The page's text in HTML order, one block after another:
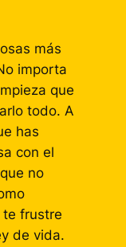
más
importa
que
todo. A
has
con el
no
te frustre
de vida.